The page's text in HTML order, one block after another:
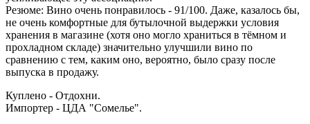
Резюме: Вино очень понравилось - 91/100. Даже, казалось бы,
не очень комфортные для бутылочной выдержки условия
хранения в магазине (хотя оно могло храниться в тёмном и
прохладном складе) значительно улучшили вино по
сравнению с тем, каким оно, вероятно, было сразу после
выпуска в продажу.
Куплено - Отдохни.
Импортер - ЦДА "Сомелье".